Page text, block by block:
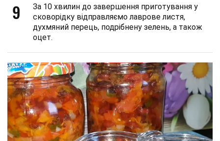
9
За 10 хвилин до завершення приготування у
сковорідку відправляємо лаврове листя,
духмяний перець, подрібнену зелень, а також
оцет.